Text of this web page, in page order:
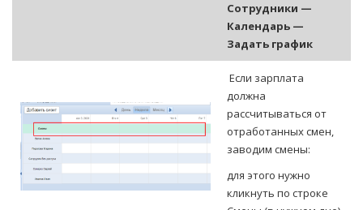
Сотрудники —
Календарь —
Задать график
Если зарплата
должна
рассчитываться от
отработанных смен,
заводим смены:
для этого нужно
кликнуть по строке